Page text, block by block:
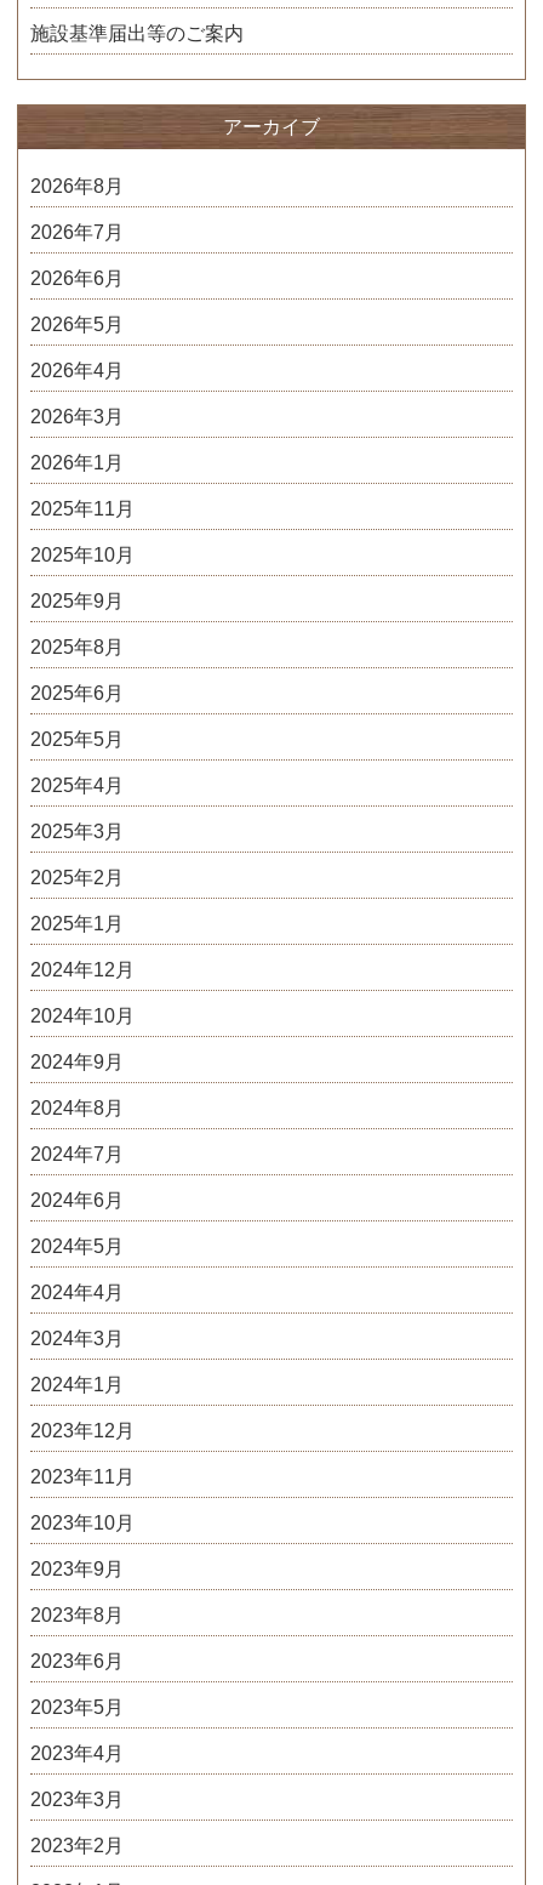
施設基準届出等のご案内
アーカイブ
2026年8月
2026年7月
2026年6月
2026年5月
2026年4月
2026年3月
2026年1月
2025年11月
2025年10月
2025年9月
2025年8月
2025年6月
2025年5月
2025年4月
2025年3月
2025年2月
2025年1月
2024年12月
2024年10月
2024年9月
2024年8月
2024年7月
2024年6月
2024年5月
2024年4月
2024年3月
2024年1月
2023年12月
2023年11月
2023年10月
2023年9月
2023年8月
2023年6月
2023年5月
2023年4月
2023年3月
2023年2月